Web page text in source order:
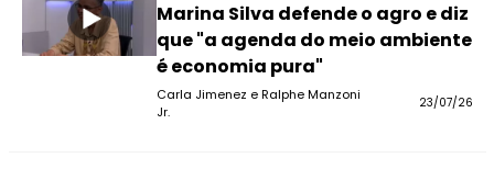
Marina Silva defende o agro e diz
que "a agenda do meio ambiente
é economia pura"
Carla Jimenez e Ralphe Manzoni
Jr.
23/07/26